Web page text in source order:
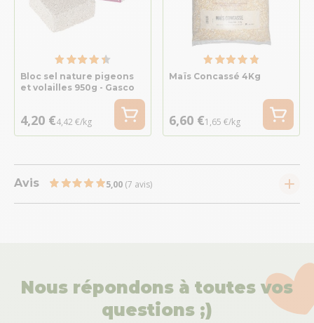
Bloc sel nature pigeons
et volailles 950g - Gasco
4,20 €4,42 €/kg
Maïs Concassé 4Kg
6,60 €1,65 €/kg
Avis 5,00 (7 avis)
Nous répondons à toutes vos
questions ;)